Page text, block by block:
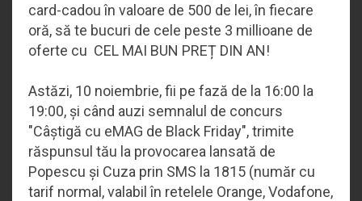
card-cadou în valoare de 500 de lei, în fiecare
oră, să te bucuri de cele peste 3 millioane de
oferte cu CEL MAI BUN PREȚ DIN AN!
Astăzi, 10 noiembrie, fii pe fază de la 16:00 la
19:00, și când auzi semnalul de concurs
"Câștigă cu eMAG de Black Friday", trimite
răspunsul tău la provocarea lansată de
Popescu și Cuza prin SMS la 1815 (număr cu
tarif normal, valabil în retelele Orange, Vodafone,